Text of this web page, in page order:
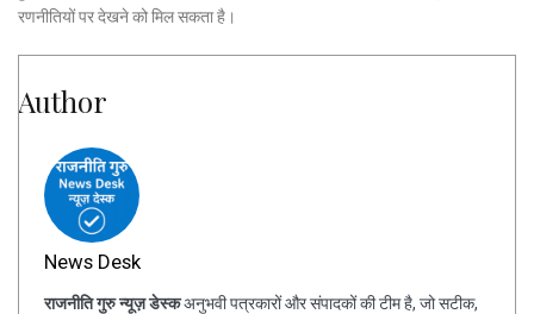
रणनीतियों पर देखने को मिल सकता है।
Author
News Desk
राजनीति गुरु न्यूज़ डेस्कअनुभवी पत्रकारों और संपादकों की टीम है, जो सटीक,